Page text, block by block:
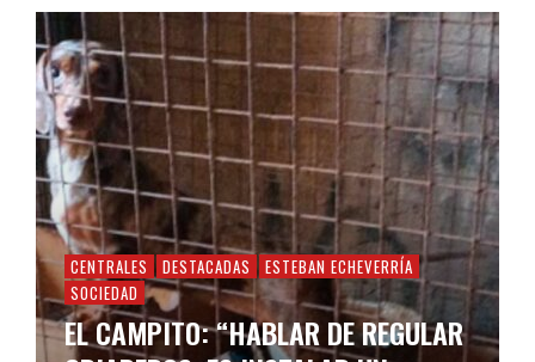
CENTRALES DESTACADAS
ESTEBAN ECHEVERRÍA
SOCIEDAD
EL CAMPITO: “HABLAR DE REGULAR